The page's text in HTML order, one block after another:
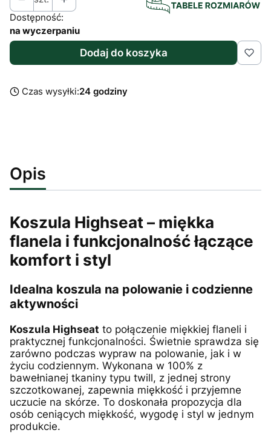
Dostępność:
na wyczerpaniu
Dodaj do koszyka
Czas wysyłki:24 godziny
Opis
Koszula Highseat – miękka
flanela i funkcjonalność łączące
komfort i styl
Idealna koszula na polowanie i codzienne
aktywności
Koszula Highseat to połączenie miękkiej flaneli i
praktycznej funkcjonalności. Świetnie sprawdza się
zarówno podczas wypraw na polowanie, jak i w
życiu codziennym. Wykonana w 100% z
bawełnianej tkaniny typu twill, z jednej strony
szczotkowanej, zapewnia miękkość i przyjemne
uczucie na skórze. To doskonała propozycja dla
osób ceniących miękkość, wygodę i styl w jednym
produkcie.